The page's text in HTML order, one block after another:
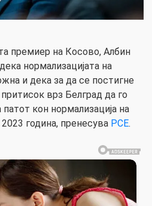
премиер на Косово, Албин
нормализацијата на
и дека за да се постигне
врз Белград да го
кон нормализација на
година, пренесува РСЕ.